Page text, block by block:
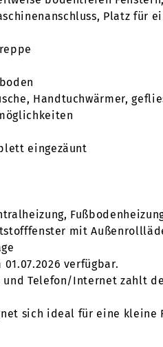
Platz für
Handtuchwärmer,
eingezäunt
mit
verfügbar.
und Telefon/Internet zahlt
sich ideal für eine